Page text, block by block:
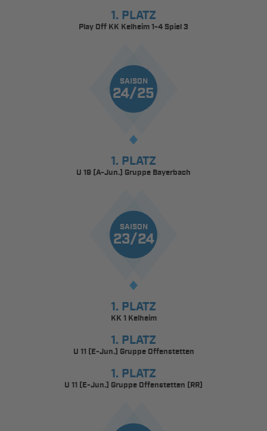
1. PLATZ
Play Off KK Kelheim 1-4 Spiel 3
SAISON
24/25
1. PLATZ
U 19 (A-Jun.) Gruppe Bayerbach
SAISON
23/24
1. PLATZ
KK 1 Kelheim
1. PLATZ
U 11 (E-Jun.) Gruppe Offenstetten
1. PLATZ
U 11 (E-Jun.) Gruppe Offenstetten (RR)